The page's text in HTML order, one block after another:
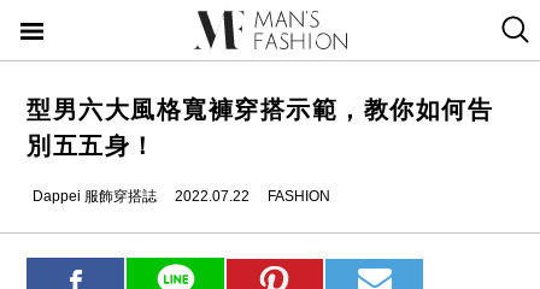
型男六大風格寬褲穿搭示範，教你如何告
別五五身！
Dappei 服飾穿搭誌 2022.07.22 FASHION